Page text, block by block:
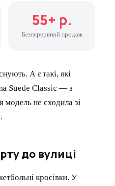
55+ р.
Безперервний продаж
А є такі, які
Suede Classic — з
модель не сходила зі
до вулиці
кросівки. У